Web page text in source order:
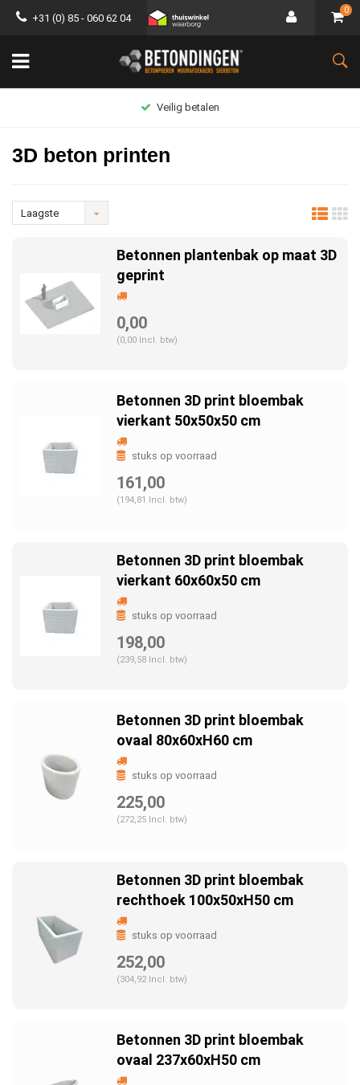
+31 (0) 85 - 060 62 04
0
Groot assortiment
3D beton printen
Laagste
Betonnen plantenbak op maat 3D
geprint
0,00
(0,00 Incl. btw)
Betonnen 3D print bloembak
vierkant 50x50x50 cm
stuks op voorraad
161,00
(194,81 Incl. btw)
Betonnen 3D print bloembak
vierkant 60x60x50 cm
stuks op voorraad
198,00
(239,58 Incl. btw)
Betonnen 3D print bloembak
ovaal 80x60xH60 cm
stuks op voorraad
225,00
(272,25 Incl. btw)
Betonnen 3D print bloembak
rechthoek 100x50xH50 cm
stuks op voorraad
252,00
(304,92 Incl. btw)
Betonnen 3D print bloembak
ovaal 237x60xH50 cm